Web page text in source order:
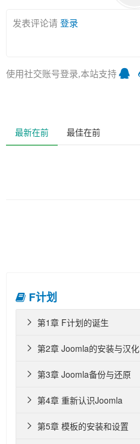
发表评论请 登录
使用社交账号登录,本站支持
最新在前 最佳在前
F计划
第1章 F计划的诞生

第2章 Joomla的安装与汉化

第3章 Joomla备份与还原

第4章 重新认识Joomla

第5章 模板的安装和设置
